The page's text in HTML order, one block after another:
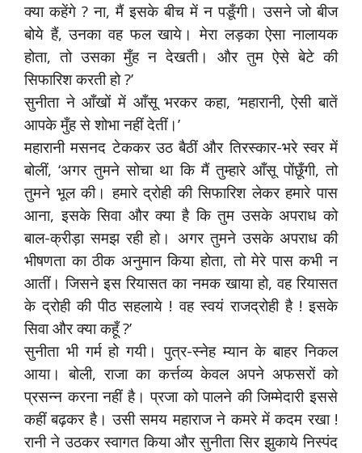
क्या कहेंगे ? ना, मैं इसके बीच में न पङूँगी। उसने जो बीज
बोये हैं, उनका वह फल खाये। मेरा लड़का ऐसा नालायक
होता, तो उसका मुँह न देखती। और तुम ऐसे बेटे की
सिफारिश करती हो ?’
सुनीता ने आँखों में आँसू भरकर कहा, ‘महारानी, ऐसी बातें
आपके मुँह से शोभा नहीं देतीं।’
महारानी मसनद टेककर उठ बैठीं और तिरस्कार-भरे स्वर में
बोलीं, ‘अगर तुमने सोचा था कि मैं तुम्हारे आँसू पोंछूँगी, तो
तुमने भूल की। हमारे द्रोही की सिफारिश लेकर हमारे पास
आना, इसके सिवा और क्या है कि तुम उसके अपराध को
बाल-क्रीड़ा समझ रही हो। अगर तुमने उसके अपराध की
भीषणता का ठीक अनुमान किया होता, तो मेरे पास कभी न
आतीं। जिसने इस रियासत का नमक खाया हो, वह रियासत
के द्रोही की पीठ सहलाये ! वह स्वयं राजद्रोही है ! इसके
सिवा और क्या कहूँ ?’
सुनीता भी गर्म हो गयी। पुत्र-स्नेह म्यान के बाहर निकल
आया। बोली, राजा का कर्त्तव्य केवल अपने अफसरों को
प्रसन्न करना नहीं है। प्रजा को पालने की जिम्मेदारी इससे
कहीं बढ़कर है। उसी समय महाराज ने कमरे में कदम रखा !
रानी ने उठकर स्वागत किया और सुनीता सिर झुकाये निस्पंद